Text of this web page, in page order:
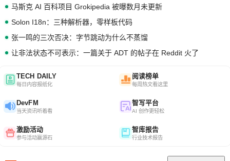
马斯克 AI 百科项目 Grokipedia 被曝数月未更新
Solon I18n：三种解析器，零样板代码
张一鸣的三次否决：字节跳动为什么不蒸馏
让非法状态不可表示：一篇关于 ADT 的帖子在 Reddit 火了
TECH DAILY
每日内容报纸化
阅读榜单
每周热文看这里
DevFM
当天资讯听着看
智写平台
AI 创作更轻松
激励活动
参与活动赢源石
智库报告
行业技术报告